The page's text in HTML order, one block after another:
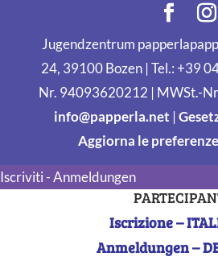
Jugendzentrum
24, 39100 Bozen | Tel.: +39
Nr. 94093620212 | MWSt.-
info@papperla.net |
Aggiorna le
Iscriviti - Anmeldungen
Iscrizione –
Anmeldungen –